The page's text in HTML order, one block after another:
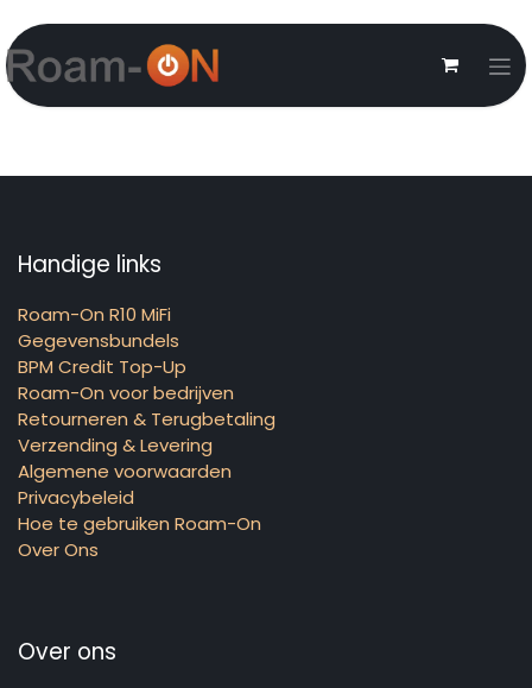
Handige links
Roam-On R10 MiFi
Gegevensbundels
BPM Credit Top-Up
Roam-On voor bedrijven
Retourneren & Terugbetaling
Verzending & Levering
Algemene voorwaarden
Privacybeleid
Hoe te gebruiken Roam-On
Over Ons
Over ons